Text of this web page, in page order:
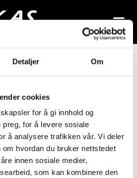
Detaljer Om
cookies
for å gi innhold og
preg, for å levere sosiale
å analysere trafikken vår. Vi deler
hvordan du bruker nettstedet
innen sosiale medier,
som kan kombinere den